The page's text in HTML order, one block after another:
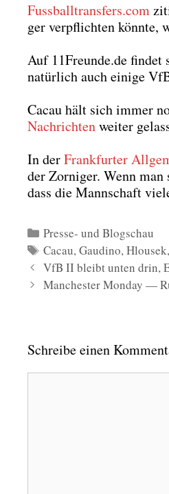
Fussballtransfers.com
ger ver­pflich­ten könn­te,
Auf 11Freunde.de
natür­lich auch eini­ge
Cacau hält sich immer
Nach­rich­tenwei­ter
In derFrank­fur­ter
der Zor­ni­ger. Wenn
dass die Mann­schaft
Kategorien
Presse- und Blogschau
Schlagwörter
Cacau,Gaudino,Hlousek
VfB II bleibt unten drin,
Manchester Monday —
Schreibe einen